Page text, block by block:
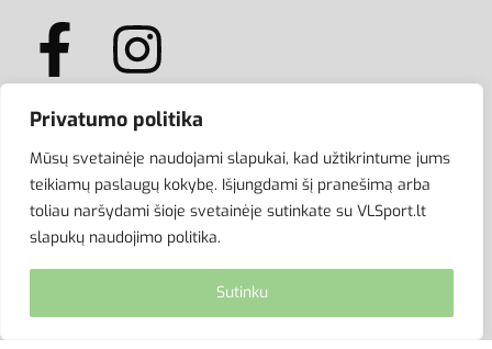
Privatumo politika
Mūsų svetainėje naudojami slapukai, kad užtikrintume jums
teikiamų paslaugų kokybę. Išjungdami šį pranešimą arba
toliau naršydami šioje svetainėje sutinkate su VLSport.lt
slapukų naudojimo politika.
Sutinku